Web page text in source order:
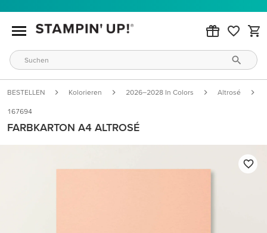
BESTELLEN Kolorieren 2026–2028 In Colors Altrosé
167694
FARBKARTON A4 ALTROSÉ